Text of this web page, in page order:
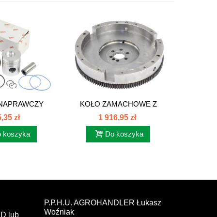
C-385...
zł
koszyka
KOŁO ZAMACHOWE Z
WIEŃCEM 3...
1 916,95 zł
Do koszyka
lub
P.P.H.U. AGROHANDLER Łukasz
Woźniak